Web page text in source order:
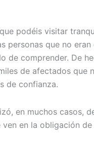
podéis visitar
que no
comprender. De
de afectados que
de confianza.
en muchos casos,
en la obligación